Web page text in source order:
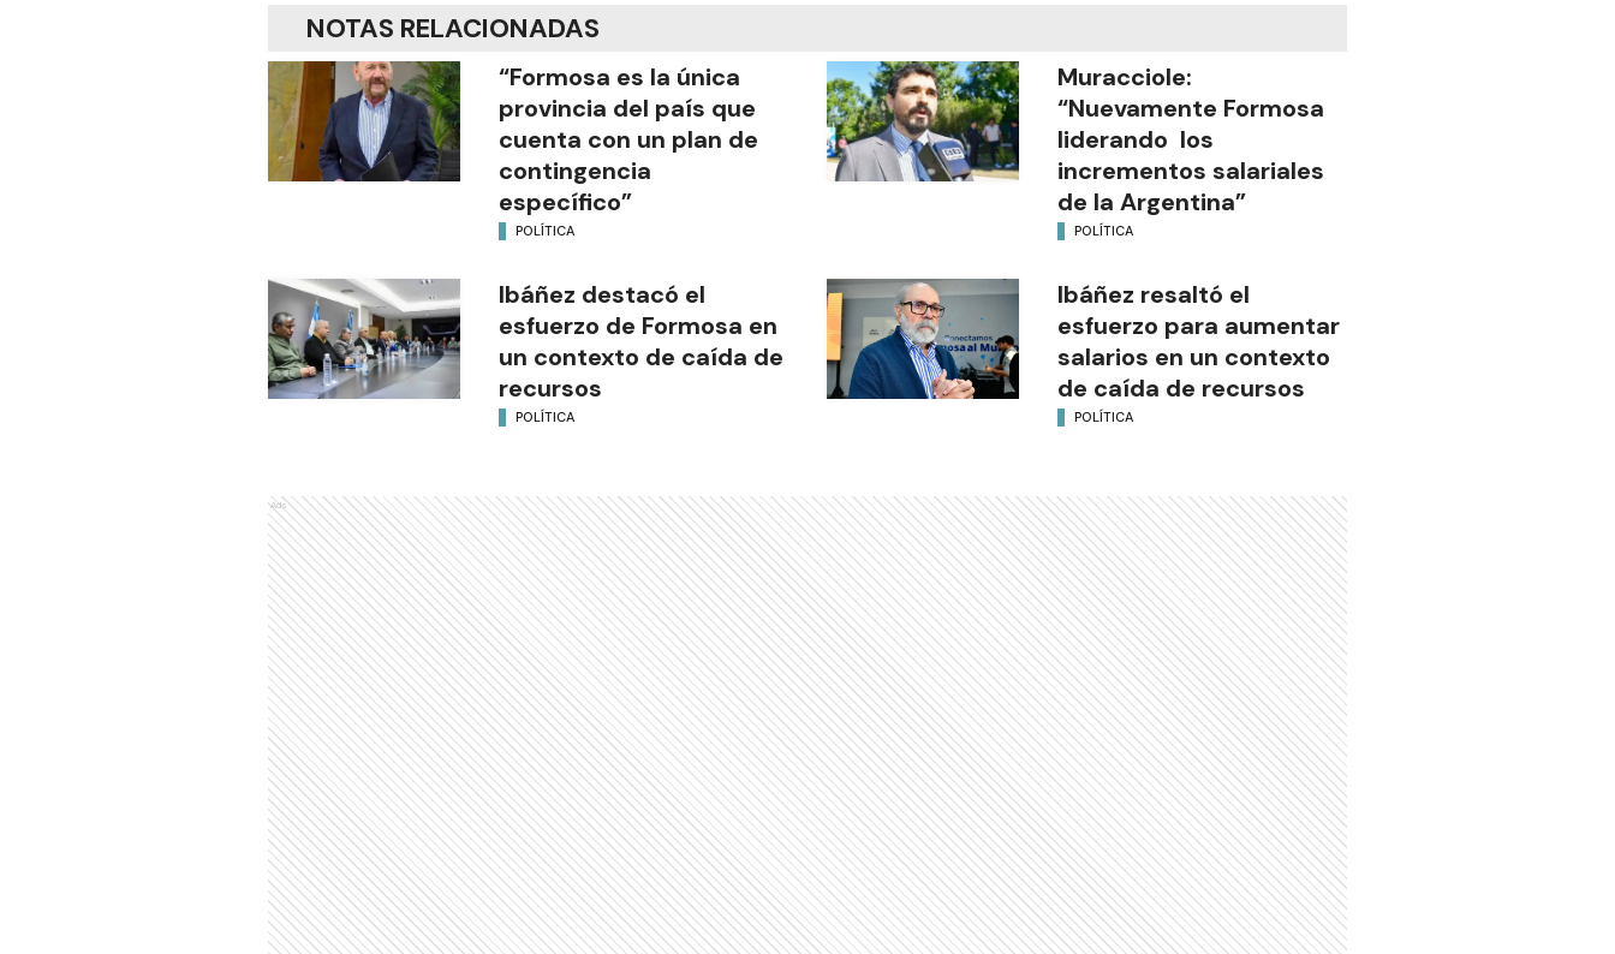
NOTAS RELACIONADAS
“Formosa es la única
provincia del país que
cuenta con un plan de
contingencia
específico”
POLÍTICA
Muracciole:
“Nuevamente Formosa
liderando los
incrementos salariales
de la Argentina”
POLÍTICA
Ibáñez destacó el
esfuerzo de Formosa en
un contexto de caída de
recursos
POLÍTICA
Ibáñez resaltó el
esfuerzo para aumentar
salarios en un contexto
de caída de recursos
POLÍTICA
Ads